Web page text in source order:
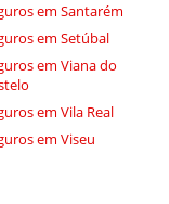
em Santarém
em Setúbal
em Viana do
em Vila Real
em Viseu